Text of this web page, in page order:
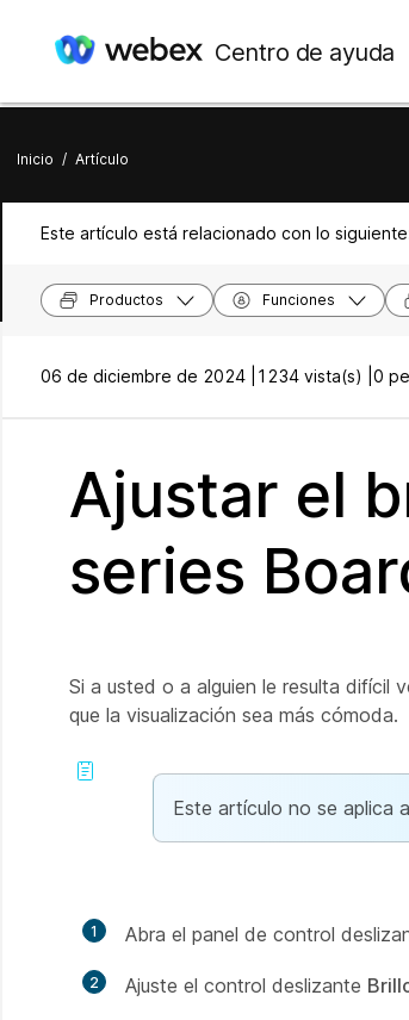
Centro de ayuda
Inicio / Artículo
Este artículo está relacionado con lo
Productos Funciones
06 de diciembre de 2024 | 1234 vista(s) | 0
Ajustar el
series
Si a usted o a alguien le resulta difícil
que la visualización sea más cómoda.
Este artículo no se aplica
1 Abra el panel de control
2 Ajuste el control deslizante